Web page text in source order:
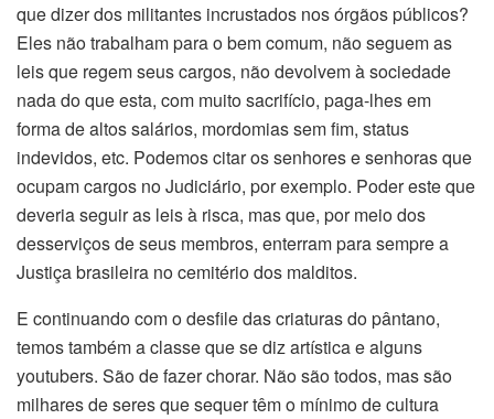
que dizer dos militantes incrustados nos órgãos públicos?
Eles não trabalham para o bem comum, não seguem as
leis que regem seus cargos, não devolvem à sociedade
nada do que esta, com muito sacrifício, paga-lhes em
forma de altos salários, mordomias sem fim, status
indevidos, etc. Podemos citar os senhores e senhoras que
ocupam cargos no Judiciário, por exemplo. Poder este que
deveria seguir as leis à risca, mas que, por meio dos
desserviços de seus membros, enterram para sempre a
Justiça brasileira no cemitério dos malditos.
E continuando com o desfile das criaturas do pântano,
temos também a classe que se diz artística e alguns
youtubers. São de fazer chorar. Não são todos, mas são
milhares de seres que sequer têm o mínimo de cultura